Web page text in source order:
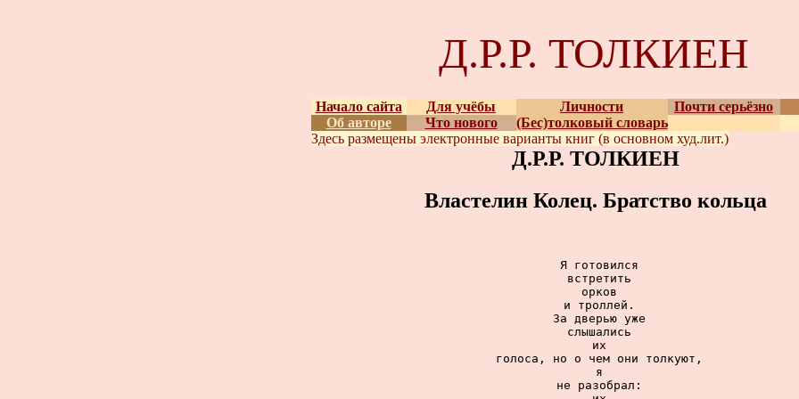
Д.Р.Р. ТОЛКИЕН
Начало сайта Для учёбы Личности Почти серьёзно
Об авторе
Что нового (Бес)толковый словарь
Здесь размещены электронные варианты книг (в основном худ.лит.)
Д.Р.Р. ТОЛКИЕН
Властелин Колец. Братство кольца
Я готовился
встретить
орков
и троллей.
За дверью уже
слышались
их
голоса, но о чем они толкуют,
я
не разобрал: